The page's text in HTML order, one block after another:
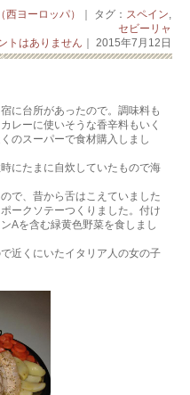
西ヨーロッパ） ｜ タグ： スペイン
セビーリャ
トはありません ｜ 2015年7月12日
に台所があったので。調味料も
レーに使いそうな香辛料もいく
のスーパーで食材購入しまし
にたまに自炊していたもので海
で、昔から舌はこえていました
ークソテーつくりました。付け
Aを含む緑黄色野菜を食しまし
近くにいたイタリア人の女の子